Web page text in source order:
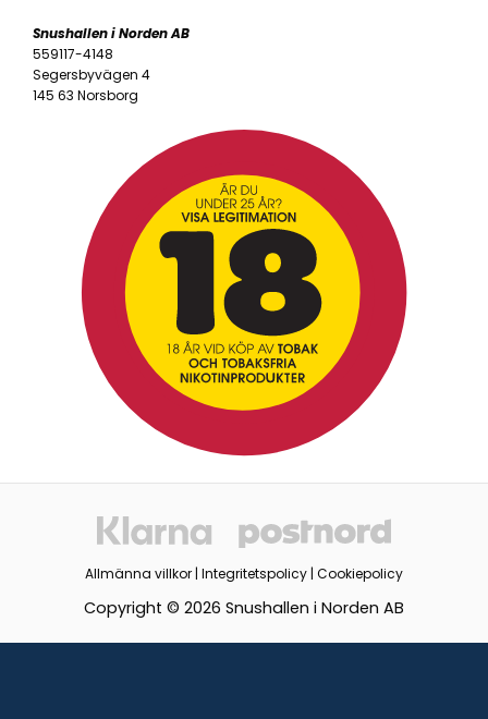
Snushallen i Norden AB
559117-4148
Segersbyvägen 4
145 63 Norsborg
Allmänna villkor Integritetspolicy Cookiepolicy
Copyright © 2026 Snushallen i Norden AB